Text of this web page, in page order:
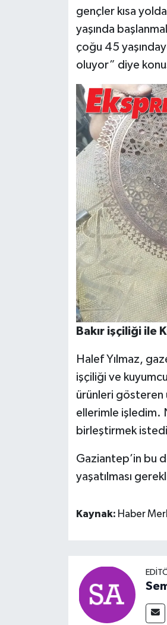
gençler kısa
yaşında
çoğu 45
oluyor” diye
Bakır işçiliği ile
Halef Yılmaz,
işçiliği ve
ürünleri gösteren
ellerimle işledim.
birleştirmek
Gaziantep’in bu
yaşatılması
Kaynak: Haber